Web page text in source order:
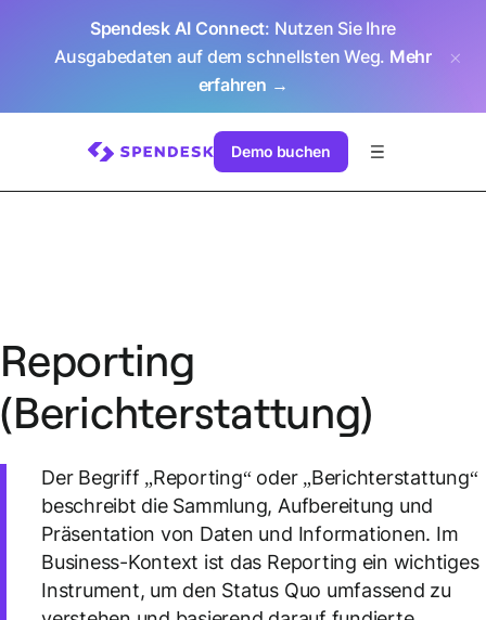
Spendesk AI Connect: Nutzen Sie Ihre
Ausgabedaten auf dem schnellsten Weg. Mehr
erfahren →
Demo buchen
Reporting
(Berichterstattung)
Der Begriff „Reporting“ oder „Berichterstattung“
beschreibt die Sammlung, Aufbereitung und
Präsentation von Daten und Informationen. Im
Business-Kontext ist das Reporting ein wichtiges
Instrument, um den Status Quo umfassend zu